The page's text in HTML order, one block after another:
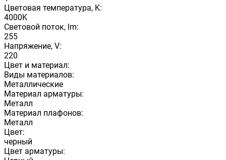
Цветовая температура, K:
4000K
Световой поток, lm:
255
Напряжение, V:
220
Цвет и материал:
Виды материалов:
Металлические
Материал арматуры:
Металл
Материал плафонов:
Металл
Цвет:
черный
Цвет арматуры: